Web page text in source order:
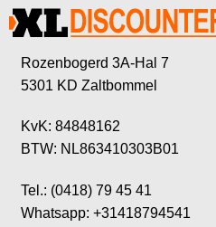
Rozenbogerd 3A-Hal 7
5301 KD Zaltbommel
KvK: 84848162
BTW: NL863410303B01
Tel.: (0418) 79 45 41
Whatsapp: +31418794541